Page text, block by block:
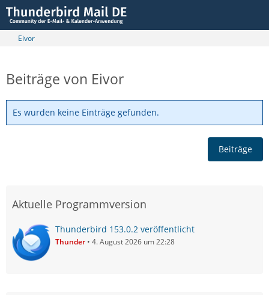
Eivor
Beiträge von Eivor
Es wurden keine Einträge gefunden.
Beiträge
Aktuelle Programmversion
Thunderbird 153.0.2 veröffentlicht
Thunder 4. August 2026 um 22:28